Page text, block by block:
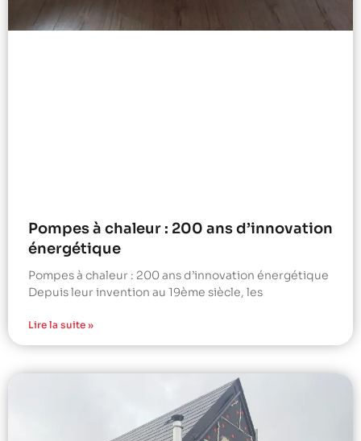
Pompes à chaleur : 200 ans d’innovation
énergétique
Pompes à chaleur : 200 ans d’innovation énergétique
Depuis leur invention au 19ème siècle, les
Lire la suite »